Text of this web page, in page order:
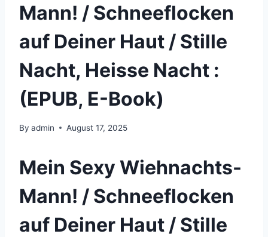
Mann! / Schneeflocken
auf Deiner Haut / Stille
Nacht, Heisse Nacht :
(EPUB, E-Book)
By admin August 17, 2025
Mein Sexy Wiehnachts-
Mann! / Schneeflocken
auf Deiner Haut / Stille